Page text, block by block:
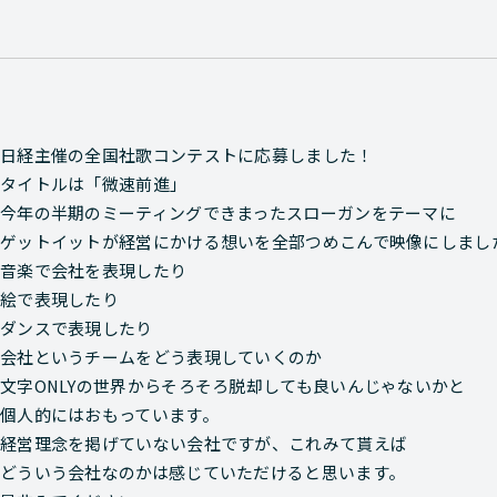
日経主催の全国社歌コンテストに応募しました！
タイトルは「微速前進」
今年の半期のミーティングできまったスローガンをテーマに
ゲットイットが経営にかける想いを全部つめこんで映像にしまし
音楽で会社を表現したり
絵で表現したり
ダンスで表現したり
会社というチームをどう表現していくのか
文字ONLYの世界からそろそろ脱却しても良いんじゃないかと
個人的にはおもっています。
経営理念を掲げていない会社ですが、これみて貰えば
どういう会社なのかは感じていただけると思います。